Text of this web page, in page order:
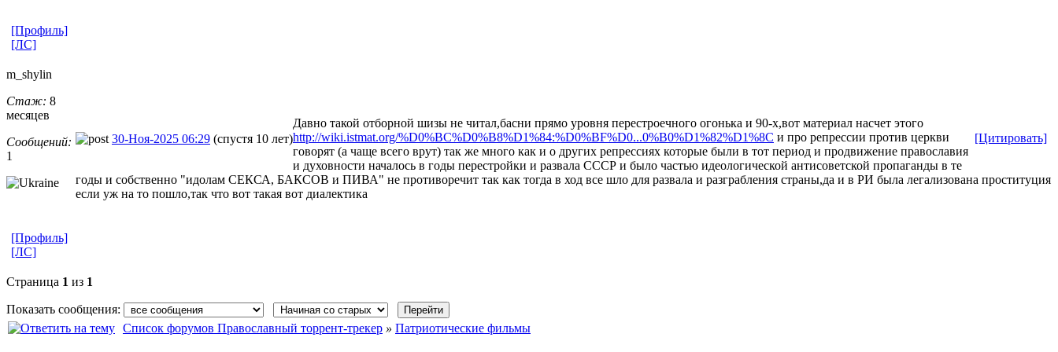
[Профиль]
[ЛС]
m_shylin
Стаж: 8
месяцев
Сообщений:
1
30-Ноя-2025 06:29 (спустя 10 лет) [Цитировать]
Давно такой отборной шизы не читал,басни прямо уровня перестроечного огонька и 90-х,вот материал насчет этого
http://wiki.istmat.org/%D0%BC%D0%B8%D1%84:%D0%BF%D0...0%B0%D1%82%D1%8C и про репрессии против церкви
говорят (а чаще всего врут) так же много как и о других репрессиях которые были в тот период и продвижение православия
и духовности началось в годы перестройки и развала СССР и было частью идеологической антисоветской пропаганды в те
годы и собственно "идолам СЕКСА, БАКСОВ и ПИВА" не противоречит так как тогда в ход все шло для развала и разграбления страны,да и в РИ была легализована проституция
если уж на то пошло,так что вот такая вот диалектика
[Профиль]
[ЛС]
Страница 1 из 1
Показать сообщения:
Список форумов Православный торрент-трекер » Патриотические фильмы